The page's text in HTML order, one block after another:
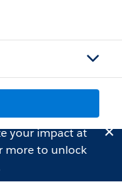
your impact at
more to unlock